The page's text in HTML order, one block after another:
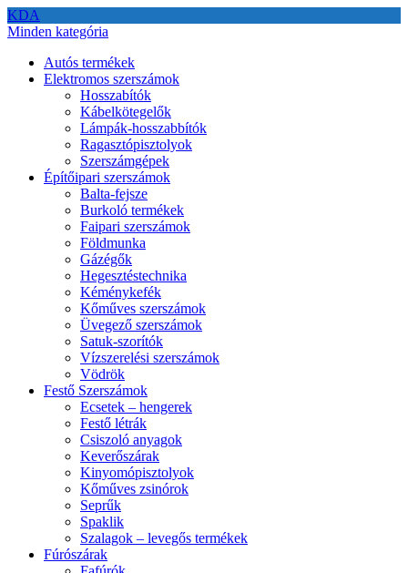
KDA
Minden kategória
Autós termékek
Elektromos szerszámok
Hosszabítók
Kábelkötegelők
Lámpák-hosszabbítók
Ragasztópisztolyok
Szerszámgépek
Építőipari szerszámok
Balta-fejsze
Burkoló termékek
Faipari szerszámok
Földmunka
Gázégők
Hegesztéstechnika
Kéménykefék
Kőműves szerszámok
Üvegező szerszámok
Satuk-szorítók
Vízszerelési szerszámok
Vödrök
Festő Szerszámok
Ecsetek – hengerek
Festő létrák
Csiszoló anyagok
Keverőszárak
Kinyomópisztolyok
Kőműves zsinórok
Seprűk
Spaklik
Szalagok – levegős termékek
Fúrószárak